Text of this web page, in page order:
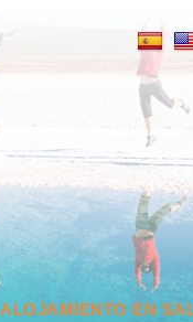
ALOJAMIENTO EN